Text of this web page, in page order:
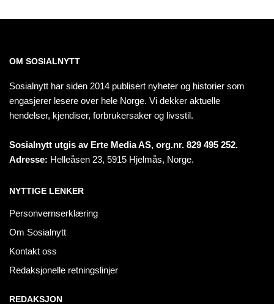
OM SOSIALNYTT
Sosialnytt har siden 2014 publisert nyheter og historier som
engasjerer lesere over hele Norge. Vi dekker aktuelle
hendelser, kjendiser, forbrukersaker og livsstil.
Sosialnytt utgis av Erte Media AS, org.nr. 829 495 252.
Adresse: Helleåsen 23, 5915 Hjelmås, Norge.
NYTTIGE LENKER
Personvernserklæring
Om Sosialnytt
Kontakt oss
Redaksjonelle retningslinjer
REDAKSJON